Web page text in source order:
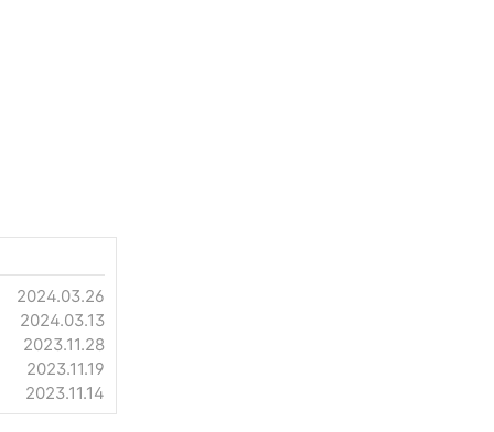
2024.03.26
2024.03.13
2023.11.28
2023.11.19
2023.11.14